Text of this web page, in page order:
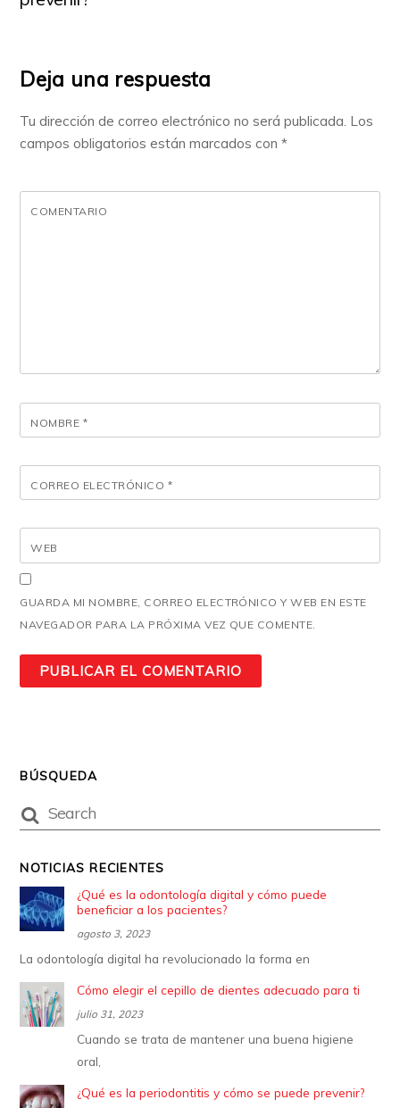
Deja una respuesta
Tu dirección de correo electrónico no será publicada. Los
campos obligatorios están marcados con*
COMENTARIO
NOMBRE *
CORREO ELECTRÓNICO *
WEB
GUARDA MI NOMBRE, CORREO ELECTRÓNICO Y WEB EN ESTE
NAVEGADOR PARA LA PRÓXIMA VEZ QUE COMENTE.
BÚSQUEDA
NOTICIAS RECIENTES
¿Qué es la odontología digital y cómo puede
beneficiar a los pacientes?
agosto 3, 2023
La odontología digital ha revolucionado la forma en
Cómo elegir el cepillo de dientes adecuado para ti
julio 31, 2023
Cuando se trata de mantener una buena higiene
oral,
¿Qué es la periodontitis y cómo se puede prevenir?